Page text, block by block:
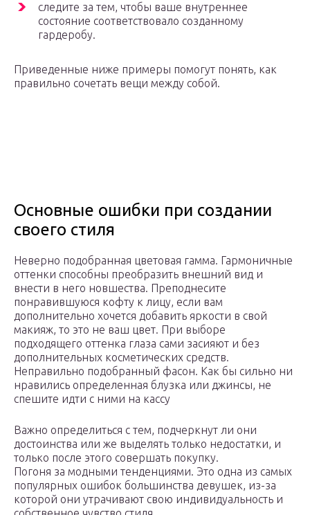
следите за тем, чтобы ваше внутреннее
состояние соответствовало созданному
гардеробу.
Приведенные ниже примеры помогут понять, как
правильно сочетать вещи между собой.
Основные ошибки при создании
своего стиля
Неверно подобранная цветовая гамма. Гармоничные
оттенки способны преобразить внешний вид и
внести в него новшества. Преподнесите
понравившуюся кофту к лицу, если вам
дополнительно хочется добавить яркости в свой
макияж, то это не ваш цвет. При выборе
подходящего оттенка глаза сами засияют и без
дополнительных косметических средств.
Неправильно подобранный фасон. Как бы сильно ни
нравились определенная блузка или джинсы, не
спешите идти с ними на кассу
Важно определиться с тем, подчеркнут ли они
достоинства или же выделять только недостатки, и
только после этого совершать покупку.
Погоня за модными тенденциями. Это одна из самых
популярных ошибок большинства девушек, из-за
которой они утрачивают свою индивидуальность и